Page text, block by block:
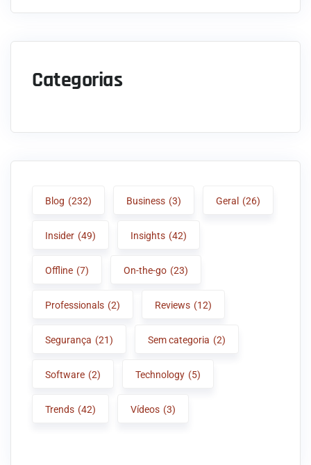
Categorias
Blog (232) Business (3) Geral (26)
Insider (49) Insights (42)
Offline (7) On-the-go (23)
Professionals (2) Reviews (12)
Segurança (21) Sem categoria (2)
Software (2) Technology (5)
Trends (42) Vídeos (3)